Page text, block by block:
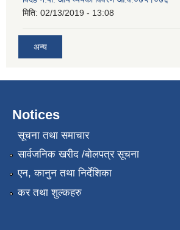
मिति: 02/13/2019 - 13:08
अन्य
Notices
सूचना तथा समाचार
सार्वजनिक खरीद /बोलपत्र सूचना
एन, कानुन तथा निर्देशिका
कर तथा शुल्कहरु